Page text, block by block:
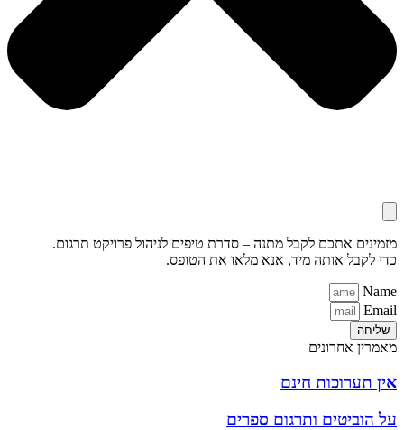
מזמינים אתכם לקבל מתנה – סדרת טיפים לניהול פרויקט תרגום.
כדי לקבל אותה מיד, אנא מלאו את הטופס.
Name
Email
שליחה
מאמרין אחרונים
אין תערוכות חינם
על הוביטים ותרגום ספרים